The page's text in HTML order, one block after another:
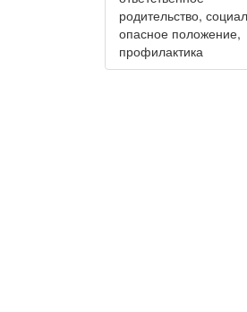
родительство,
опасное положение,
профилактика